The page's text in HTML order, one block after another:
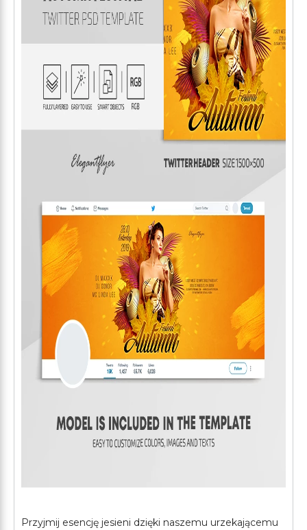
Przyjmij esencję jesieni dzięki naszemu urzekającemu